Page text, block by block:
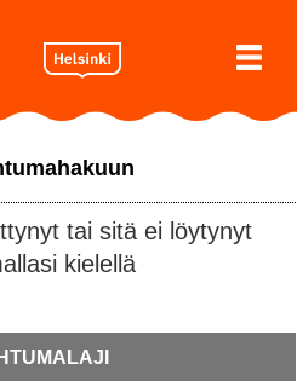
tai sitä ei löytynyt
kielellä